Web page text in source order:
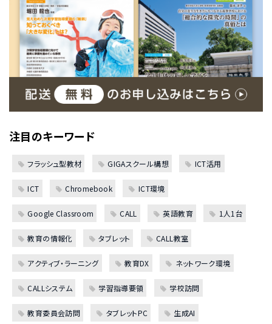
注目のキーワード
フラッシュ型教材 GIGAスクール構想 ICT活用
ICT Chromebook ICT環境
Google Classroom CALL 英語教育 1人1台
教育の情報化 タブレット CALL教室
アクティブ・ラーニング 教育DX ネットワーク環境
CALLシステム 学習指導要領 学校訪問
教育委員会訪問 タブレットPC 生成AI